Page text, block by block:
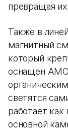
превращая
Также в
магнитный
который
оснащен
светятся
работает
основной